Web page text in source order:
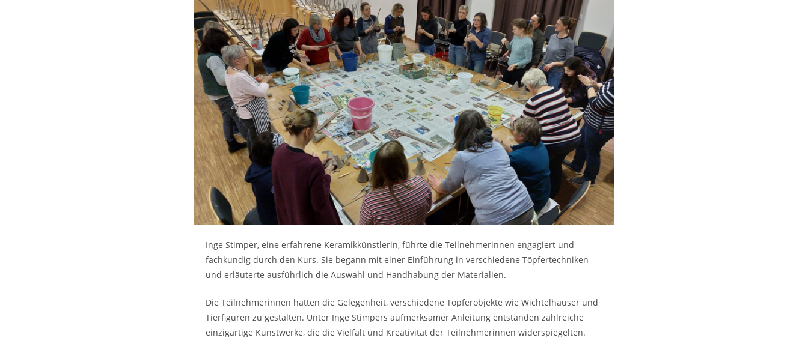
Inge Stimper, eine erfahrene Keramikkünstlerin, führte die Teilnehmerinnen engagiert und
fachkundig durch den Kurs. Sie begann mit einer Einführung in verschiedene Töpfertechniken
und erläuterte ausführlich die Auswahl und Handhabung der Materialien.
Die Teilnehmerinnen hatten die Gelegenheit, verschiedene Töpferobjekte wie Wichtelhäuser und
Tierfiguren zu gestalten. Unter Inge Stimpers aufmerksamer Anleitung entstanden zahlreiche
einzigartige Kunstwerke, die die Vielfalt und Kreativität der Teilnehmerinnen widerspiegelten.